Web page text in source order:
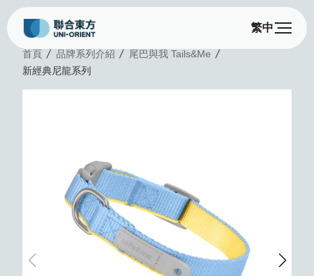
繁中
首頁 品牌系列介紹
尾巴與我 Tails&Me
新經典尼龍系列